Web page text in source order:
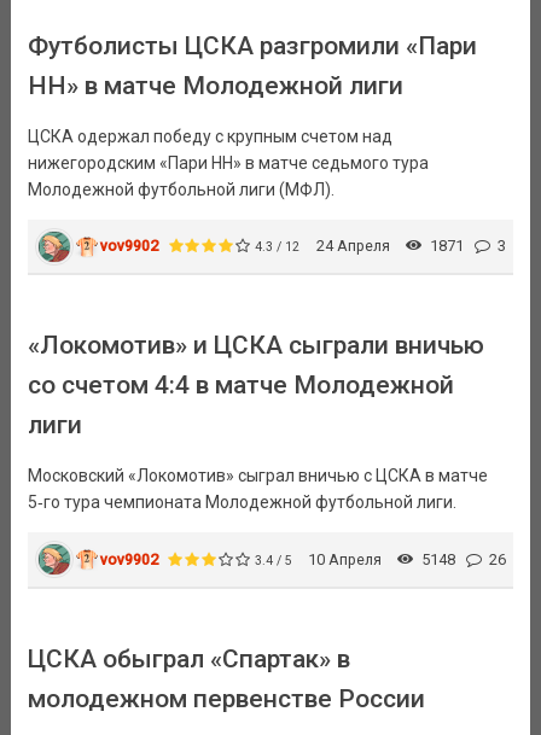
Футболисты ЦСКА разгромили «Пари
НН» в матче Молодежной лиги
ЦСКА одержал победу с крупным счетом над
нижегородским «Пари НН» в матче седьмого тура
Молодежной футбольной лиги (МФЛ).
vov9902 4.3 / 12 24 Апреля 1871 3
«Локомотив» и ЦСКА сыграли вничью
со счетом 4:4 в матче Молодежной
лиги
Московский «Локомотив» сыграл вничью с ЦСКА в матче
5‑го тура чемпионата Молодежной футбольной лиги.
vov9902 3.4 / 5 10 Апреля 5148 26
ЦСКА обыграл «Спартак» в
молодежном первенстве России